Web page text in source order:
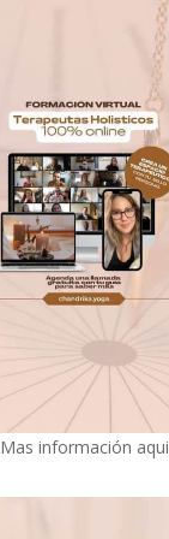
Mas información aqui